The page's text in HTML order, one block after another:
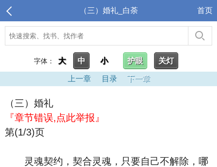
（三）婚礼_白荼 首页
字体： 大 中 小 护眼 关灯
上一章 目录 下一章
（三）婚礼
『章节错误,点此举报』
第(1/3)页
灵魂契约，契合灵魂，只要自己不解除，哪